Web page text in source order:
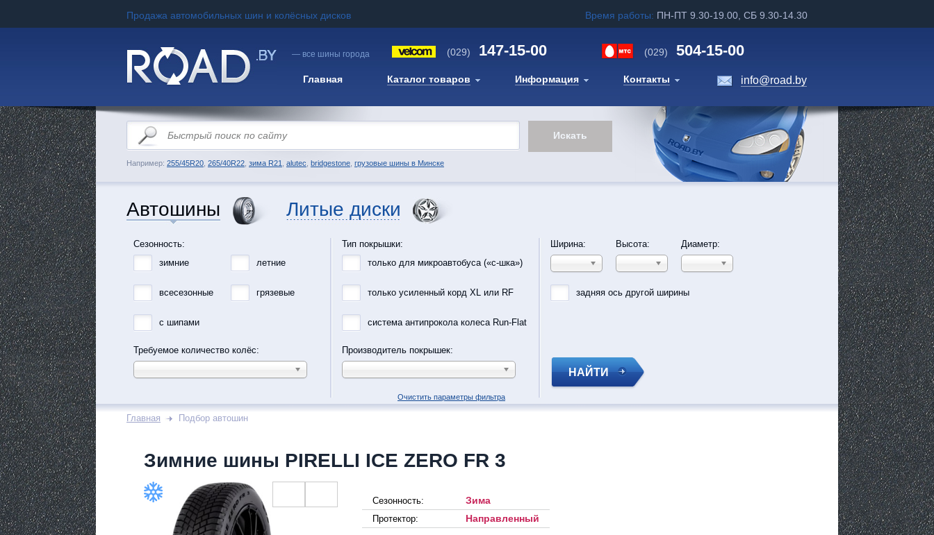
Продажа автомобильных шин и колёсных дисков Время работы: ПН-ПТ 9.30-19.00, СБ 9.30-14.30
— все шины города (029) 147-15-00 (029) 504-15-00
Главная Каталог товаров Информация Контакты info@road.by
Например: 255/45R20 265/40R22 зима R21 alutec bridgestone грузовые шины в Минске
Автошины Литые диски
Сезонность:
зимние
летние
всесезонные грязевые
с шипами
Требуемое количество колёс:
Тип покрышки:
только для микроавтобуса («с-шка»)
только усиленный корд XL или RF
система антипрокола колеса Run-Flat
Производитель покрышек:
Ширина: Высота: Диаметр:
задняя ось другой ширины
НАЙТИ
Очистить параметры фильтра
Главная Подбор автошин
Зимние шины PIRELLI ICE ZERO FR 3
Сезонность: Зима
Протектор: Направленный